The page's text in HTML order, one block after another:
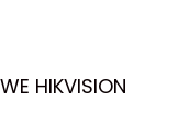
HIKVISION